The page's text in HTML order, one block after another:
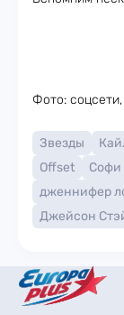
Фото:
Звезды
Offset
Софи
дженнифер
Джейсон